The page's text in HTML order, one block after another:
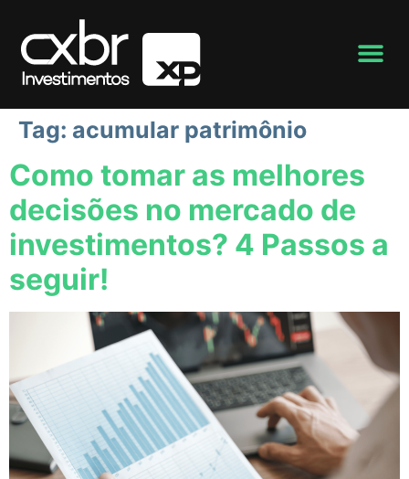
Tag: acumular patrimônio
Como tomar as melhores
decisões no mercado de
investimentos? 4 Passos a
seguir!